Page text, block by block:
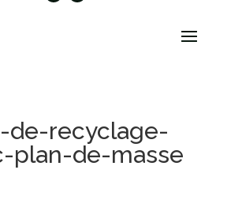
de-recyclage-
plan-de-masse